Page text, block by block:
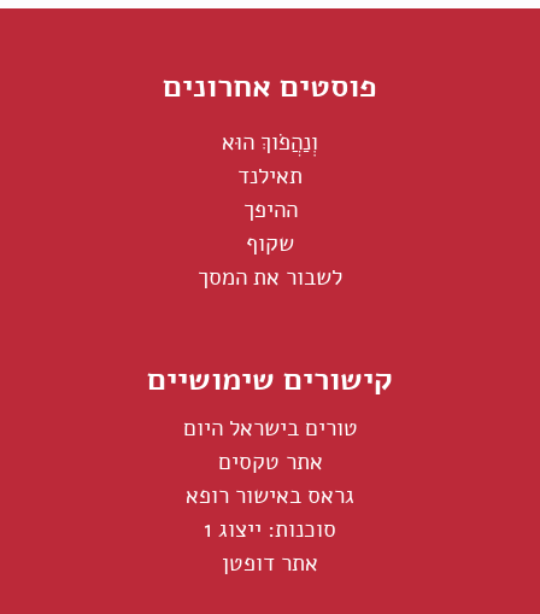
פוסטים אחרונים
וְנַהֲפֹוךְ הוּא
תאילנד
ההיפך
שקוף
לשבור את המסך
קישורים שימושיים
טורים בישראל היום
אתר טקסים
גראס באישור רופא
סוכנות: ייצוג 1
אתר דופטן